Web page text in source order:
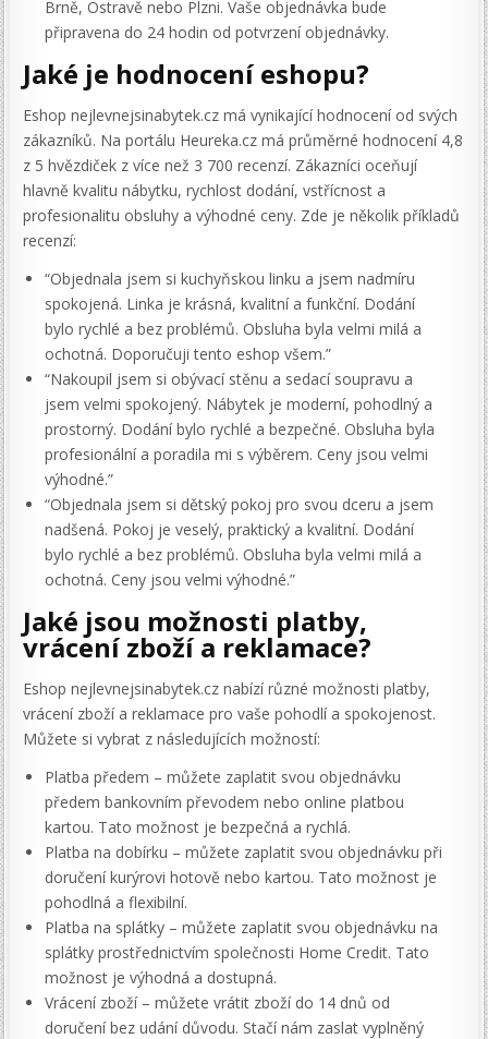
Brně, Ostravě nebo Plzni. Vaše objednávka bude
připravena do 24 hodin od potvrzení objednávky.
Jaké je hodnocení eshopu?
Eshop nejlevnejsinabytek.cz má vynikající hodnocení od svých
zákazníků. Na portálu Heureka.cz má průměrné hodnocení 4,8
z 5 hvězdiček z více než 3 700 recenzí. Zákazníci oceňují
hlavně kvalitu nábytku, rychlost dodání, vstřícnost a
profesionalitu obsluhy a výhodné ceny. Zde je několik příkladů
recenzí:
“Objednala jsem si kuchyňskou linku a jsem nadmíru
spokojená. Linka je krásná, kvalitní a funkční. Dodání
bylo rychlé a bez problémů. Obsluha byla velmi milá a
ochotná. Doporučuji tento eshop všem.”
“Nakoupil jsem si obývací stěnu a sedací soupravu a
jsem velmi spokojený. Nábytek je moderní, pohodlný a
prostorný. Dodání bylo rychlé a bezpečné. Obsluha byla
profesionální a poradila mi s výběrem. Ceny jsou velmi
výhodné.”
“Objednala jsem si dětský pokoj pro svou dceru a jsem
nadšená. Pokoj je veselý, praktický a kvalitní. Dodání
bylo rychlé a bez problémů. Obsluha byla velmi milá a
ochotná. Ceny jsou velmi výhodné.”
Jaké jsou možnosti platby,
vrácení zboží a reklamace?
Eshop nejlevnejsinabytek.cz nabízí různé možnosti platby,
vrácení zboží a reklamace pro vaše pohodlí a spokojenost.
Můžete si vybrat z následujících možností:
Platba předem – můžete zaplatit svou objednávku
předem bankovním převodem nebo online platbou
kartou. Tato možnost je bezpečná a rychlá.
Platba na dobírku – můžete zaplatit svou objednávku při
doručení kurýrovi hotově nebo kartou. Tato možnost je
pohodlná a flexibilní.
Platba na splátky – můžete zaplatit svou objednávku na
splátky prostřednictvím společnosti Home Credit. Tato
možnost je výhodná a dostupná.
Vrácení zboží – můžete vrátit zboží do 14 dnů od
doručení bez udání důvodu. Stačí nám zaslat vyplněný